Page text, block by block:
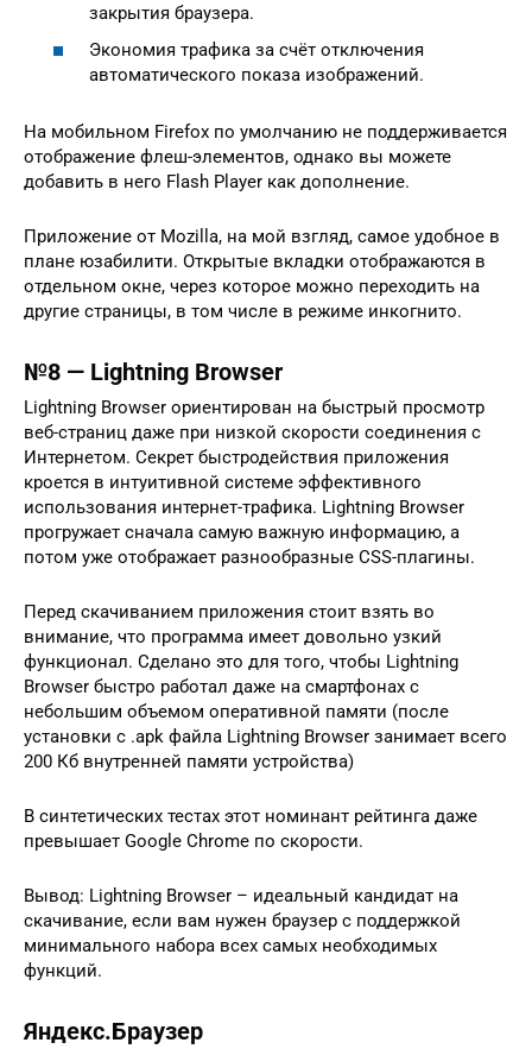
закрытия браузера.
Экономия трафика за счёт отключения
автоматического показа изображений.
На мобильном Firefox по умолчанию не поддерживается
отображение флеш-элементов, однако вы можете
добавить в него Flash Player как дополнение.
Приложение от Mozilla, на мой взгляд, самое удобное в
плане юзабилити. Открытые вкладки отображаются в
отдельном окне, через которое можно переходить на
другие страницы, в том числе в режиме инкогнито.
№8 — Lightning Browser
Lightning Browser ориентирован на быстрый просмотр
веб-страниц даже при низкой скорости соединения с
Интернетом. Секрет быстродействия приложения
кроется в интуитивной системе эффективного
использования интернет-трафика. Lightning Browser
прогружает сначала самую важную информацию, а
потом уже отображает разнообразные CSS-плагины.
Перед скачиванием приложения стоит взять во
внимание, что программа имеет довольно узкий
функционал. Сделано это для того, чтобы Lightning
Browser быстро работал даже на смартфонах с
небольшим объемом оперативной памяти (после
установки с .apk файла Lightning Browser занимает всего
200 Кб внутренней памяти устройства)
В синтетических тестах этот номинант рейтинга даже
превышает Google Chrome по скорости.
Вывод: Lightning Browser – идеальный кандидат на
скачивание, если вам нужен браузер с поддержкой
минимального набора всех самых необходимых
функций.
Яндекс.Браузер